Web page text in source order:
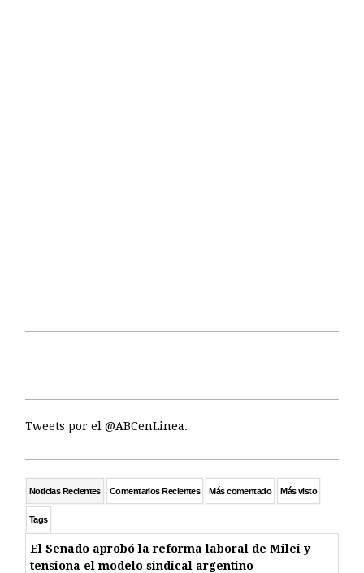
Tweets por el @ABCenLinea.
Noticias Recientes Comentarios Recientes Más comentado Más visto
Tags
El Senado aprobó la reforma laboral de Milei y
tensiona el modelo sindical argentino